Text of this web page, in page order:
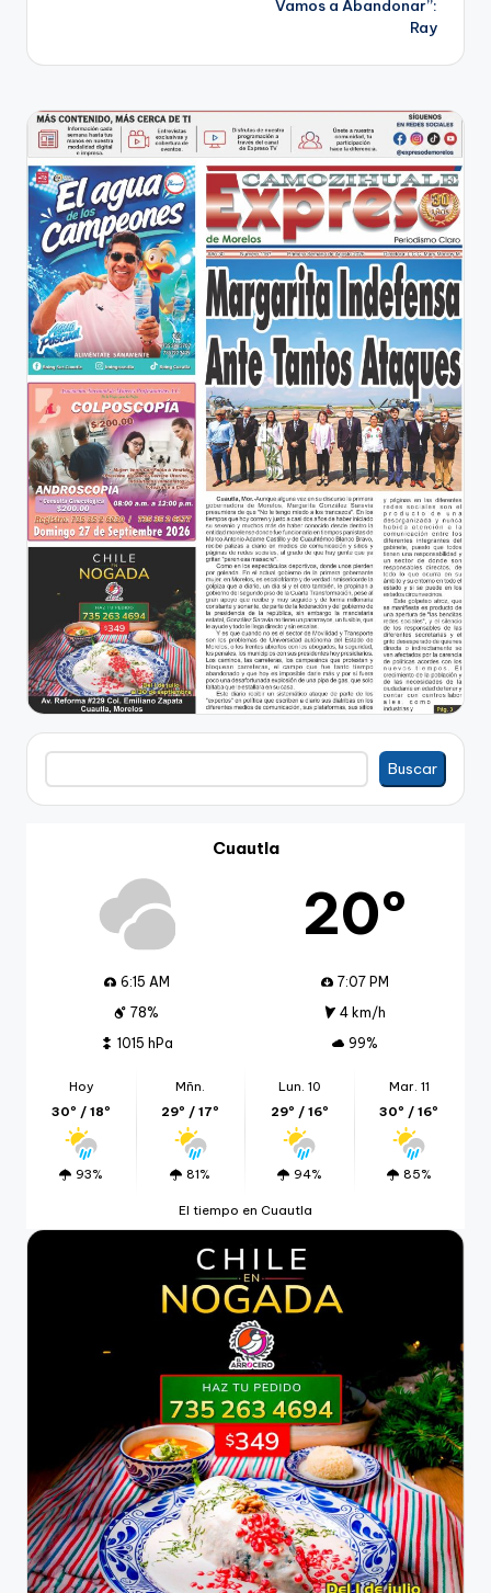
Vamos a Abandonar”:
Ray
Buscar
Buscar
Cuautla
20º
6:15 AM
7:07 PM
78%
4 km/h
1015 hPa
99%
Hoy
30º / 18º
93%
Mñn.
29º / 17º
81%
Lun. 10
29º / 16º
94%
Mar. 11
30º / 16º
85%
El tiempo en Cuautla